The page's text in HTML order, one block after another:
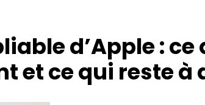
d’Apple : ce
et ce qui reste à